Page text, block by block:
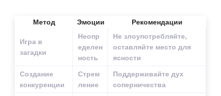
Метод Эмоции Рекомендации
Игра в
загадки
Неопр
еделен
ность
Не злоупотребляйте,
оставляйте место для
ясности
Создание
конкуренции
Стрем
ление
Поддерживайте дух
соперничества